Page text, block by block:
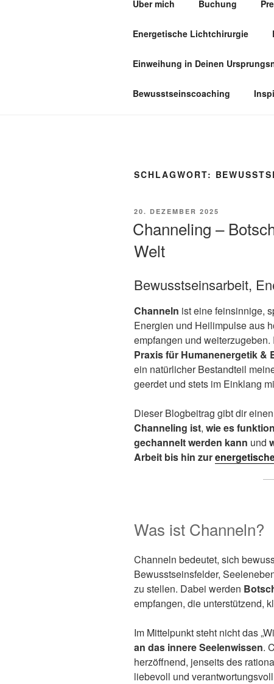
PRAXIS
Über mich Buchung
Energetische Lichtchirurgie
Einweihung in Deinen
Bewusstseinscoaching
SCHLAGWORT:
VERÖFFENTLICHT
20. DEZEMBER 2025
Channeling –
Welt
Bewusstseinsarbeit,
Channeln ist eine feinsinnige,
Energien und Heilimpulse aus
empfangen und weiterzugeben.
Praxis für Humanenergetik &
ein natürlicher Bestandteil
geerdet und stets im Einklang
Dieser Blogbeitrag gibt dir
Channeling ist, wie es
gechannelt werden kann und
Arbeit bis hin zur
Was ist Channeln?
Channeln bedeutet, sich
Bewusstseinsfelder,
zu stellen. Dabei werden
empfangen, die unterstützend,
Im Mittelpunkt steht nicht das
an das innere Seelenwissen.
herzöffnend, jenseits des
liebevoll und